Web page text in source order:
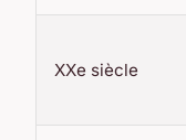
XXe siècle